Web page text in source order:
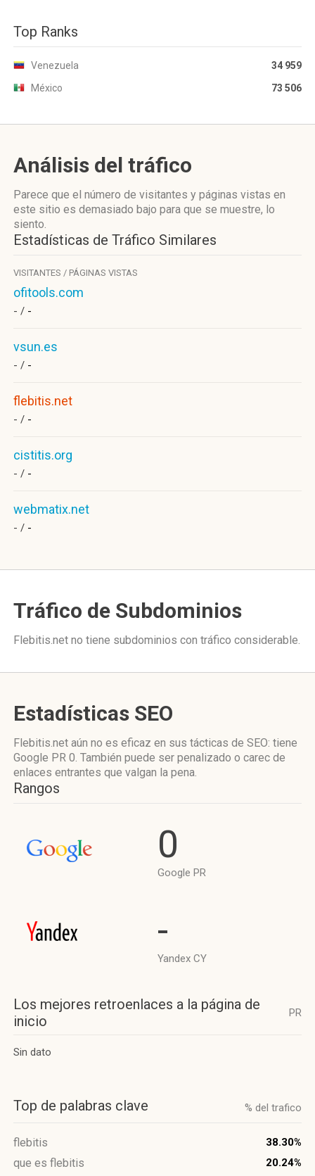
Top Ranks
Venezuela
34 959
México
73 506
Análisis del tráfico
Parece que el número de visitantes y páginas vistas en
este sitio es demasiado bajo para que se muestre, lo
siento.
Estadísticas de Tráfico Similares
VISITANTES / PÁGINAS VISTAS
ofitools.com
- / -
vsun.es
- / -
flebitis.net
- / -
cistitis.org
- / -
webmatix.net
- / -
Tráfico de Subdominios
Flebitis.net no tiene subdominios con tráfico considerable.
Estadísticas SEO
Flebitis.net aún no es eficaz en sus tácticas de SEO: tiene
Google PR 0. También puede ser penalizado o carec de
enlaces entrantes que valgan la pena.
Rangos
0
Google PR
-
Yandex CY
Los mejores retroenlaces a la página de
inicio
PR
Sin dato
Top de palabras clave % del trafico
flebitis 38.30%
que es flebitis 20.24%